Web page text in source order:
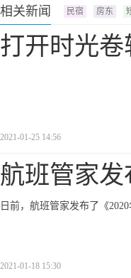
相关新闻 民宿 房东
打开时光卷
2021-01-25 14:56
航班管家发
日前，航班管家发布了《
2021-01-18 15:30